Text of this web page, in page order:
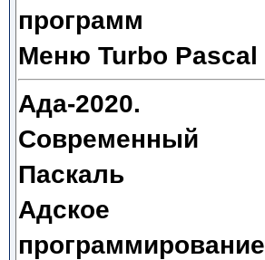
программ
Меню Turbo Pascal
Ада-2020.
Современный
Паскаль
Адское
программирование